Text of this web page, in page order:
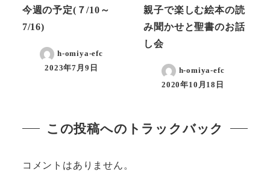
今週の予定(７/10～
7/16)
h-omiya-efc
2023年7月9日
親子で楽しむ絵本の読
み聞かせと聖書のお話
し会
h-omiya-efc
2020年10月18日
この投稿へのトラックバック
コメントはありません。